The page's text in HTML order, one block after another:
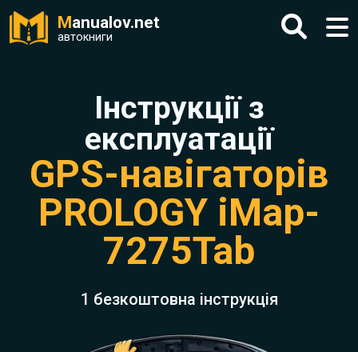
Manualov.net
автокниги
Інструкції з
експлуатації
GPS-навігаторів
PROLOGY iMap-
7275Tab
1 безкоштовна інструкція